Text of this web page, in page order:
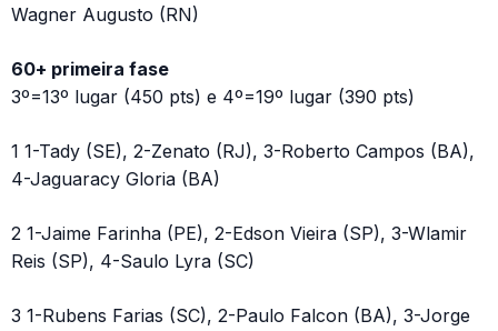
Wagner Augusto (RN)
60+ primeira fase
3º=13º lugar (450 pts) e 4º=19º lugar (390 pts)
1 1-Tady (SE), 2-Zenato (RJ), 3-Roberto Campos (BA),
4-Jaguaracy Gloria (BA)
2 1-Jaime Farinha (PE), 2-Edson Vieira (SP), 3-Wlamir
Reis (SP), 4-Saulo Lyra (SC)
3 1-Rubens Farias (SC), 2-Paulo Falcon (BA), 3-Jorge